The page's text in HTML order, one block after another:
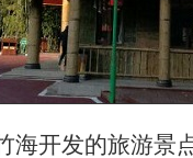
海开发的旅游景